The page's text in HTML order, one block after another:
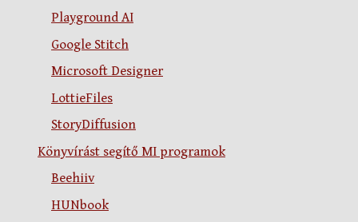
Playground AI
Google Stitch
Microsoft Designer
LottieFiles
StoryDiffusion
Könyvírást segítő MI programok
Beehiiv
HUNbook